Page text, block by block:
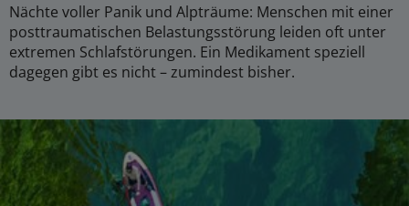
Nächte voller Panik und Alpträume: Menschen mit einer
posttraumatischen Belastungsstörung leiden oft unter
extremen Schlafstörungen. Ein Medikament speziell
dagegen gibt es nicht – zumindest bisher.